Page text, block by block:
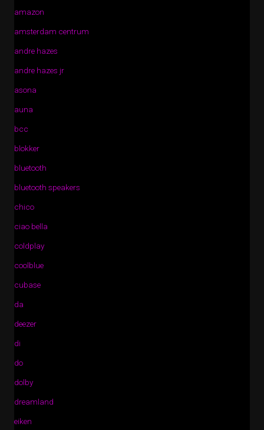
amazon
amsterdam centrum
andre hazes
andre hazes jr
asona
auna
bcc
blokker
bluetooth
bluetooth speakers
chico
ciao bella
coldplay
coolblue
cubase
da
deezer
di
do
dolby
dreamland
eiken